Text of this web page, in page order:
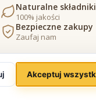
Naturalne składniki
100% jakości
Bezpieczne zakupy
Zaufaj nam